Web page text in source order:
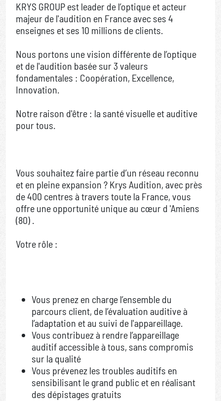
KRYS GROUP est leader de l’optique et acteur
majeur de l'audition en France avec ses 4
enseignes et ses 10 millions de clients.
Nous portons une vision différente de l’optique
et de l'audition basée sur 3 valeurs
fondamentales : Coopération, Excellence,
Innovation.
Notre raison d'être : la santé visuelle et auditive
pour tous.
Vous souhaitez faire partie d’un réseau reconnu
et en pleine expansion ? Krys Audition, avec près
de 400 centres à travers toute la France, vous
offre une opportunité unique au cœur d 'Amiens
(80) .
Votre rôle :
Vous prenez en charge l’ensemble du
parcours client, de l’évaluation auditive à
l’adaptation et au suivi de l'appareillage.
Vous contribuez à rendre l’appareillage
auditif accessible à tous, sans compromis
sur la qualité
Vous prévenez les troubles auditifs en
sensibilisant le grand public et en réalisant
des dépistages gratuits